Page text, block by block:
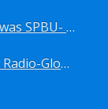
Sertifikasi Operator SPBU- Pengawas SPBU- Teknisi SPBU- Teknisi Service Station SPBU BNSP
Sertifikasi ORU-GMDSS (Operator Radio-Global Maritime Distress&Safety System) BNSP